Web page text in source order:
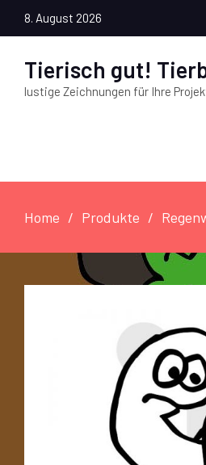
8. August 2026
Tierisch gut!
lustige Zeichnungen für Ihre
Home Produkte